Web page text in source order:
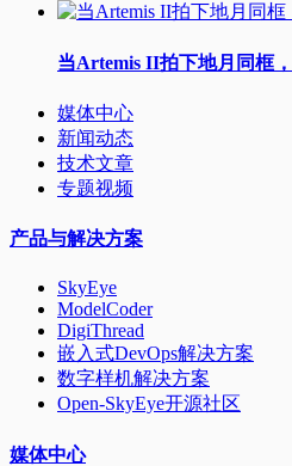
当Artemis II拍下地月同框
媒体中心
新闻动态
技术文章
专题视频
产品与解决方案
SkyEye
ModelCoder
DigiThread
嵌入式DevOps解决方案
数字样机解决方案
Open-SkyEye开源社区
媒体中心